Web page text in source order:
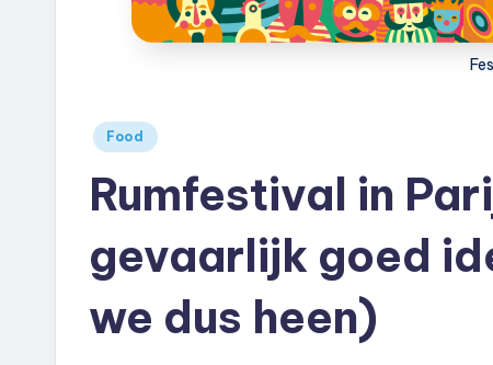
Geplaatst
Food
Rumfestival in
gevaarlijk goed
we dus heen)